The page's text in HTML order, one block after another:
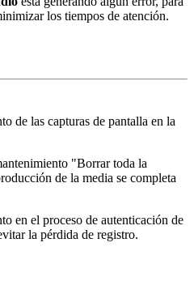
los tiempos de atención.
de las capturas de pantalla en la
"Borrar toda la
de la media se completa
en el proceso de autenticación de
la pérdida de registro.